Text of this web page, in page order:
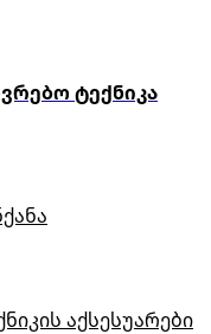
ტექნიკა
აქსესუარები